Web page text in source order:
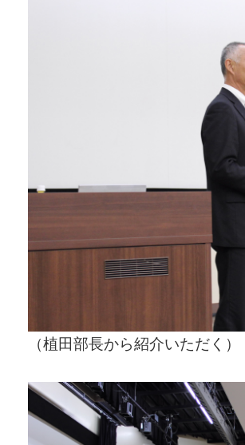
（植田部長から紹介いただく）